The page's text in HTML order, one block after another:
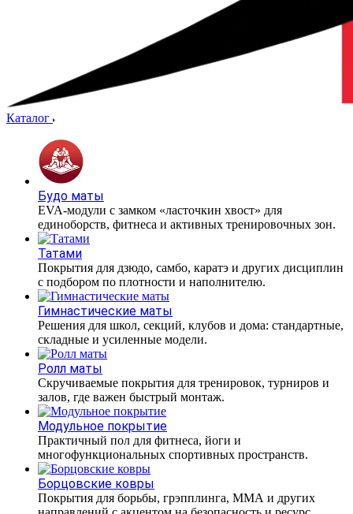
Каталог
Будо маты
EVA-модули с замком «ласточкин хвост» для
единоборств, фитнеса и активных тренировочных зон.
Татами
Покрытия для дзюдо, самбо, каратэ и других дисциплин
с подбором по плотности и наполнителю.
Гимнастические маты
Решения для школ, секций, клубов и дома: стандартные,
складные и усиленные модели.
Ролл маты
Скручиваемые покрытия для тренировок, турниров и
залов, где важен быстрый монтаж.
Модульное покрытие
Практичный пол для фитнеса, йоги и
многофункциональных спортивных пространств.
Борцовские ковры
Покрытия для борьбы, грэпплинга, ММА и других